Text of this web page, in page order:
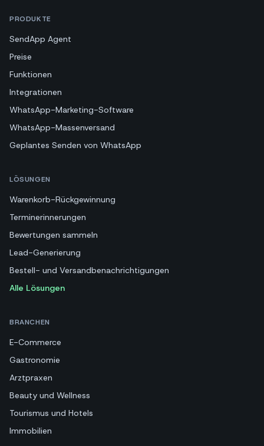
PRODUKTE
SendApp Agent
Preise
Funktionen
Integrationen
WhatsApp-Marketing-Software
WhatsApp-Massenversand
Geplantes Senden von WhatsApp
LÖSUNGEN
Warenkorb-Rückgewinnung
Terminerinnerungen
Bewertungen sammeln
Lead-Generierung
Bestell- und Versandbenachrichtigungen
Alle Lösungen
BRANCHEN
E-Commerce
Gastronomie
Arztpraxen
Beauty und Wellness
Tourismus und Hotels
Immobilien